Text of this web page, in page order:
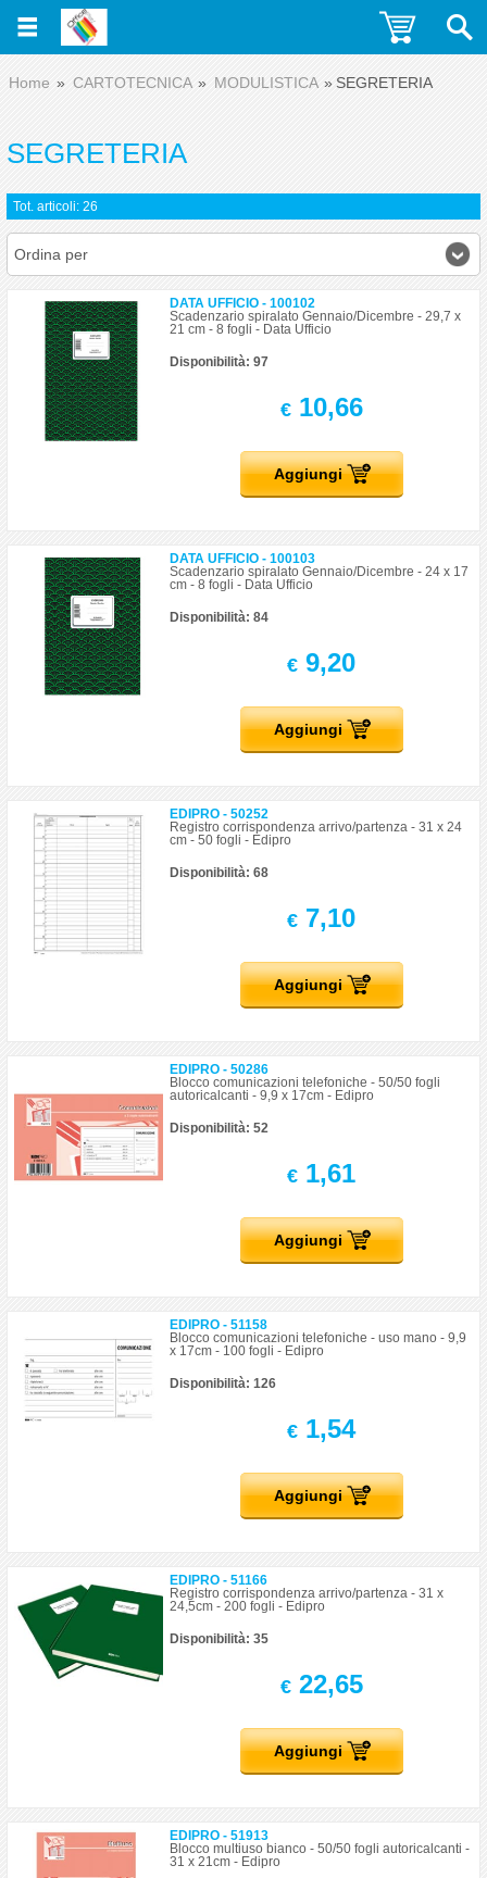
Home CARTOTECNICA MODULISTICA SEGRETERIA
SEGRETERIA
Tot. articoli: 26
Ordina per
DATA UFFICIO - 100102
Scadenzario spiralato Gennaio/Dicembre - 29,7 x
21 cm - 8 fogli - Data Ufficio
Disponibilità: 97
€10,66
Aggiungi
DATA UFFICIO - 100103
Scadenzario spiralato Gennaio/Dicembre - 24 x 17
cm - 8 fogli - Data Ufficio
Disponibilità: 84
€ 9,20
Aggiungi
EDIPRO - 50252
Registro corrispondenza arrivo/partenza - 31 x 24
cm - 50 fogli - Edipro
Disponibilità: 68
€ 7,10
Aggiungi
EDIPRO - 50286
Blocco comunicazioni telefoniche - 50/50 fogli
autoricalcanti - 9,9 x 17cm - Edipro
Disponibilità: 52
€ 1,61
Aggiungi
EDIPRO - 51158
Blocco comunicazioni telefoniche - uso mano - 9,9
x 17cm - 100 fogli - Edipro
Disponibilità: 126
€ 1,54
Aggiungi
EDIPRO - 51166
Registro corrispondenza arrivo/partenza - 31 x
24,5cm - 200 fogli - Edipro
Disponibilità: 35
€22,65
Aggiungi
EDIPRO - 51913
Blocco multiuso bianco - 50/50 fogli autoricalcanti -
31 x 21cm - Edipro